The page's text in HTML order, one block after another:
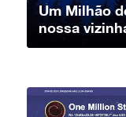
Um Milhão
nossa